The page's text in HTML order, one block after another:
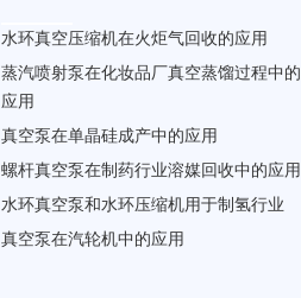
水环真空压缩机在火炬气回收的应用
蒸汽喷射泵在化妆品厂真空蒸馏过程中的
应用
真空泵在单晶硅成产中的应用
螺杆真空泵在制药行业溶媒回收中的应用
水环真空泵和水环压缩机用于制氢行业
真空泵在汽轮机中的应用